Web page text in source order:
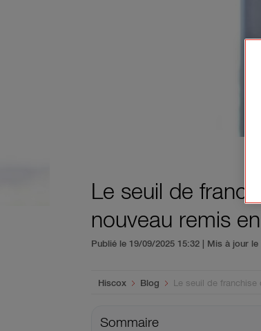
Le seuil de
nouveau remis
Publié le 19/09/2025 15:32 | Mis à jour le
You are here:
Hiscox Blog Le seuil de franchise
Sommaire